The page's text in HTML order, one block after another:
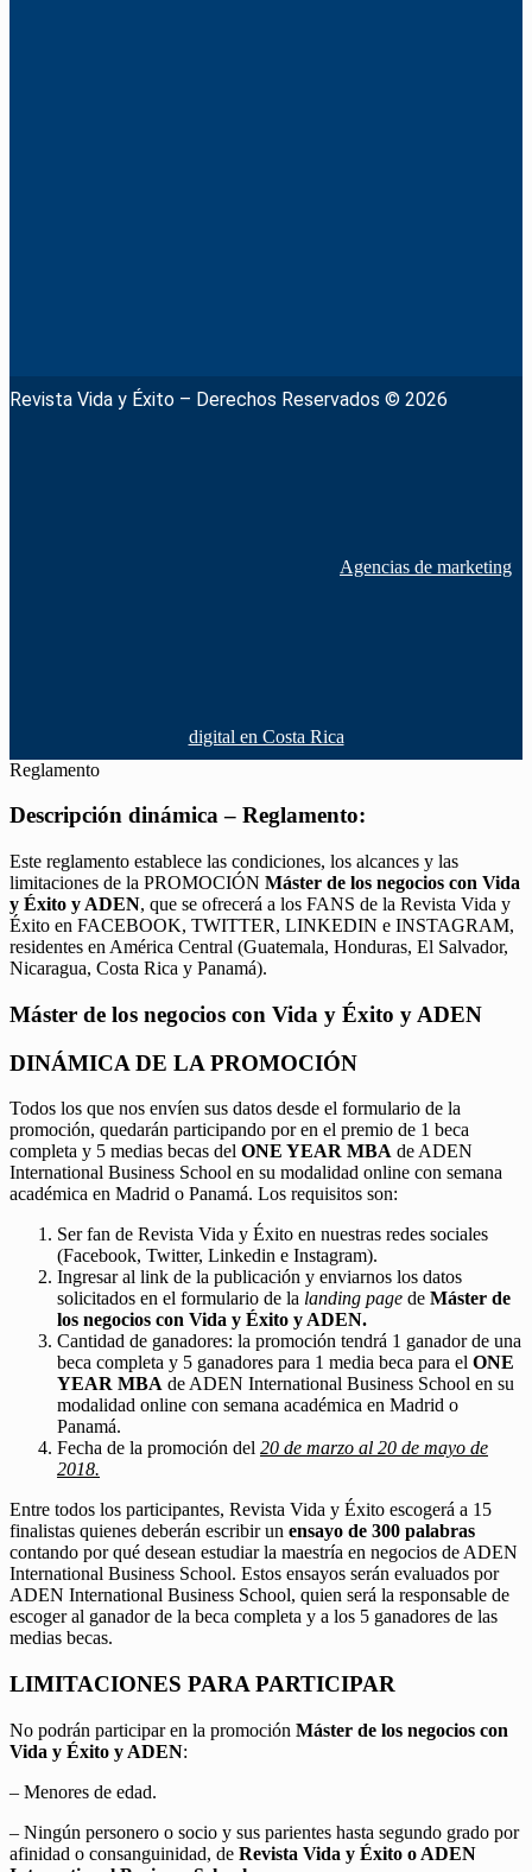
Revista Vida y Éxito – Derechos Reservados © 2026
Agencias de marketing
digital en Costa Rica
Reglamento
Descripción dinámica – Reglamento:
Este reglamento establece las condiciones, los alcances y las
limitaciones de la PROMOCIÓN Máster de los negocios con Vida
y Éxito y ADEN, que se ofrecerá a los FANS de la Revista Vida y
Éxito en FACEBOOK, TWITTER, LINKEDIN e INSTAGRAM,
residentes en América Central (Guatemala, Honduras, El Salvador,
Nicaragua, Costa Rica y Panamá).
Máster de los negocios con Vida y Éxito y ADEN
DINÁMICA DE LA PROMOCIÓN
Todos los que nos envíen sus datos desde el formulario de la
promoción, quedarán participando por en el premio de 1 beca
completa y 5 medias becas del ONE YEAR MBA de ADEN
International Business School en su modalidad online con semana
académica en Madrid o Panamá. Los requisitos son:
Ser fan de Revista Vida y Éxito en nuestras redes sociales
(Facebook, Twitter, Linkedin e Instagram).
Ingresar al link de la publicación y enviarnos los datos
solicitados en el formulario de la landing page de Máster de
los negocios con Vida y Éxito y ADEN.
Cantidad de ganadores: la promoción tendrá 1 ganador de una
beca completa y 5 ganadores para 1 media beca para el ONE
YEAR MBA de ADEN International Business School en su
modalidad online con semana académica en Madrid o
Panamá.
Fecha de la promoción del 20 de marzo al 20 de mayo de
2018.
Entre todos los participantes, Revista Vida y Éxito escogerá a 15
finalistas quienes deberán escribir un ensayo de 300 palabras
contando por qué desean estudiar la maestría en negocios de ADEN
International Business School. Estos ensayos serán evaluados por
ADEN International Business School, quien será la responsable de
escoger al ganador de la beca completa y a los 5 ganadores de las
medias becas.
LIMITACIONES PARA PARTICIPAR
No podrán participar en la promoción Máster de los negocios con
Vida y Éxito y ADEN:
– Menores de edad.
– Ningún personero o socio y sus parientes hasta segundo grado por
afinidad o consanguinidad, de Revista Vida y Éxito o ADEN